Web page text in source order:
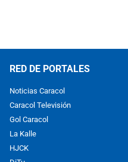
RED DE PORTALES
Noticias Caracol
Caracol Televisión
Gol Caracol
La Kalle
HJCK